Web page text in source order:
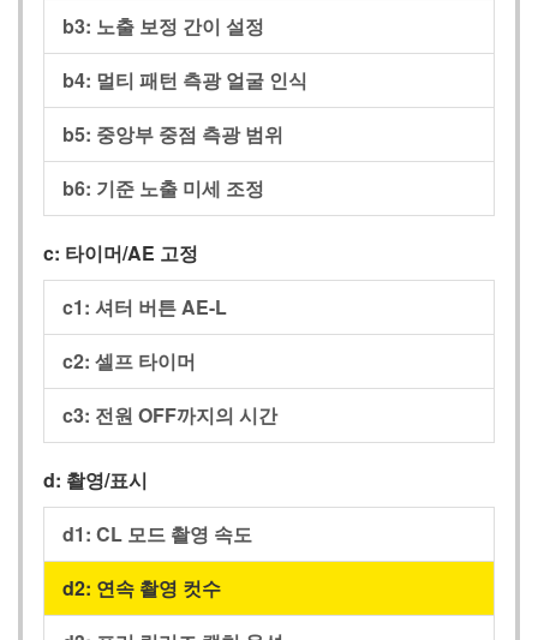
b3: 노출 보정 간이 설정
b4: 멀티 패턴 측광 얼굴 인식
b5: 중앙부 중점 측광 범위
b6: 기준 노출 미세 조정
c: 타이머/AE 고정
c1: 셔터 버튼 AE-L
c2: 셀프 타이머
c3: 전원 OFF까지의 시간
d: 촬영/표시
d1: CL 모드 촬영 속도
d2: 연속 촬영 컷수